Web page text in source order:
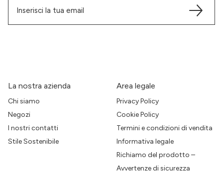
La nostra azienda
Chi siamo
Negozi
I nostri contatti
Stile Sostenibile
Area legale
Privacy Policy
Cookie Policy
Termini e condizioni di vendita
Informativa legale
Richiamo del prodotto –
Avvertenze di sicurezza